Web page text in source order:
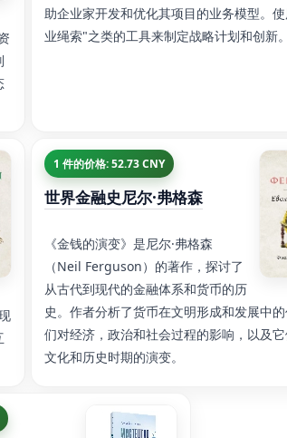
助企业家开发和优化其项目的业务模型。
业绳索"之类的工具来制定战略计划和创新。
1 件的价格: 52.73 CNY
世界金融史尼尔·弗格森
《金钱的演变》是尼尔·弗格森
（Neil Ferguson）的著作，探讨了
从古代到现代的金融体系和货币的历
史。作者分析了货币在文明形成和发展中
们对经济，政治和社会过程的影响，以及
文化和历史时期的演变。